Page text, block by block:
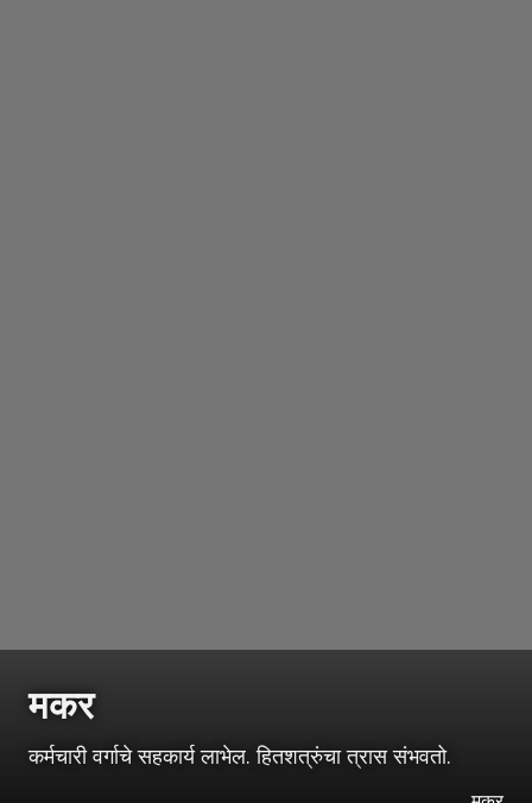
मकर
कर्मचारी वर्गाचे सहकार्य लाभेल. हितशत्रुंचा त्रास संभवतो.